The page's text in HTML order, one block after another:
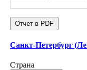
Отчет в PDF
Санкт-Петербург
Страна